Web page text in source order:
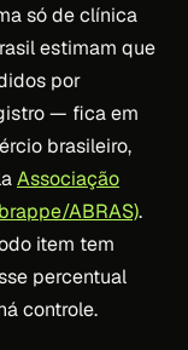
só de clínica
estimam que
por
— fica em
brasileiro,
Associação
ABRAS).
item tem
percentual
controle.